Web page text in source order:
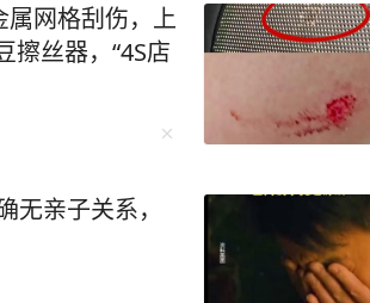
属网格刮伤，上
擦丝器，“4S店
亲子关系，